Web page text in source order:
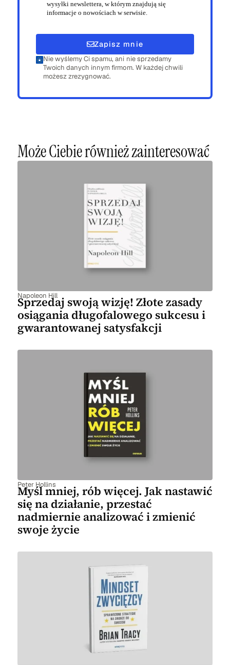
wysyłki newslettera, w którym znajdują się
informacje o nowościach w serwisie.
Zapisz mnie
Nie wyślemy Ci spamu, ani nie sprzedamy
Twoich danych innym firmom. W każdej chwili
możesz zrezygnować.
Może Ciebie również zainteresować
Napoleon Hill
Sprzedaj swoją wizję! Złote zasady
osiągania długofalowego sukcesu i
gwarantowanej satysfakcji
Peter Hollins
Myśl mniej, rób więcej. Jak nastawić
się na działanie, przestać
nadmiernie analizować i zmienić
swoje życie